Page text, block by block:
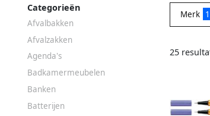
Categorieën
Afvalbakken
Afvalzakken
Agenda's
Badkamermeubelen
Banken
Batterijen
Merk 1
25